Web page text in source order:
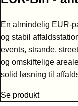
En almindelig EUR-
og stabil
events, strande,
og omskiftelige
solid løsning til
Se produkt